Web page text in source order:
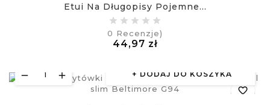
Etui Na Długopisy Pojemne...
0 Recenzje)
44,97 złCena
DODAJ DO KOSZYKA
favorite_border